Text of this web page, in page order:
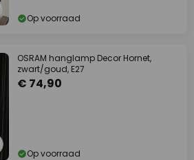
Op voorraad
OSRAM hanglamp Decor Hornet,
zwart/goud, E27
€ 74,90
Op voorraad